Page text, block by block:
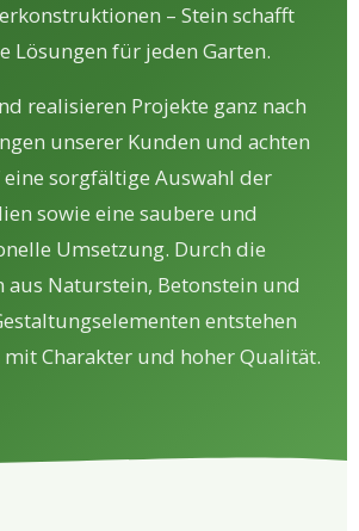
– Stein schafft
Lösungen für jeden Garten.
realisieren Projekte ganz nach
unserer Kunden und achten
sorgfältige Auswahl der
sowie eine saubere und
Umsetzung. Durch die
aus Naturstein, Betonstein und
entstehen
Charakter und hoher Qualität.